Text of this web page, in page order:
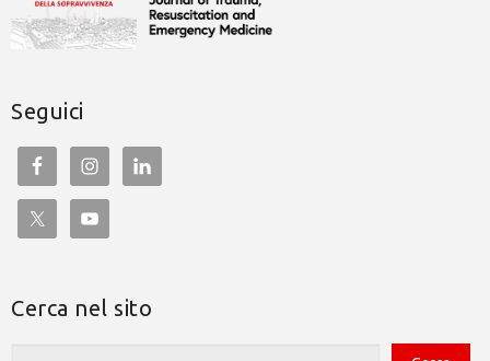
Seguici
Cerca nel sito